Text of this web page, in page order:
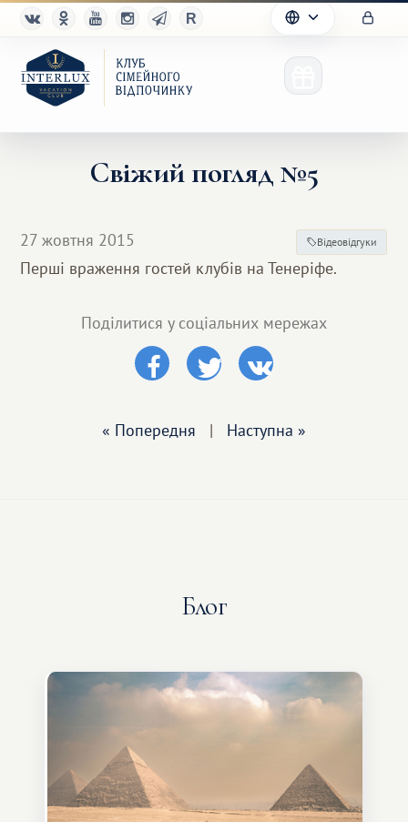
Переваги
Благотворительность
Свіжий погляд №5
27 жовтня 2015 Відеовідгуки
Перші враження гостей клубів на Тенеріфе.
Поділитися у соціальних мережах
« Попередня | Наступна »
Блог